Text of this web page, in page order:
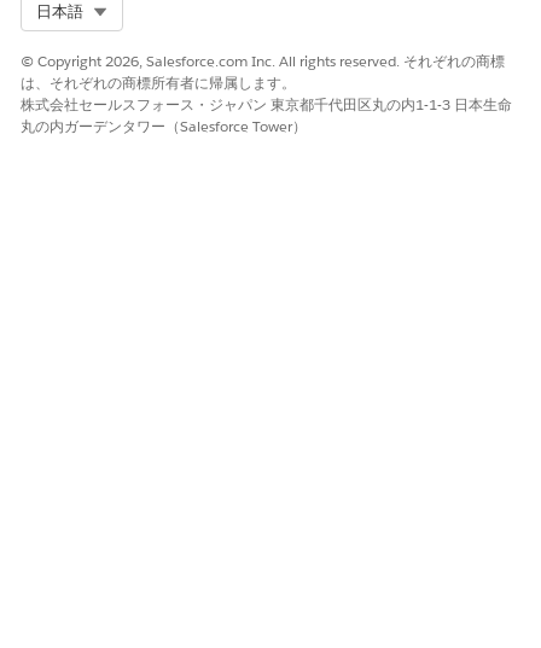
はい いいえ
日本語
© Copyright 2026, Salesforce.com Inc. All rights reserved. それぞれの商標
は、それぞれの商標所有者に帰属します。
株式会社セールスフォース・ジャパン 東京都千代田区丸の内1-1-3 日本生命
丸の内ガーデンタワー（Salesforce Tower）